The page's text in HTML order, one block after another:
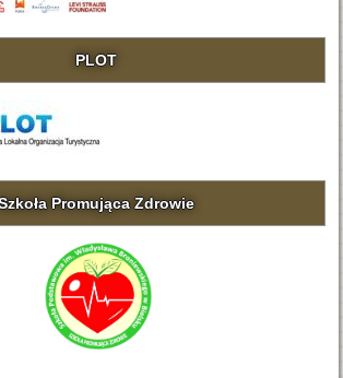
PLOT
Promująca Zdrowie